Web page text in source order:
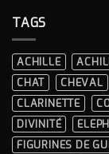
TAGS
ACHILLE
CHAT
CHEVAL
CLARINETTE
DIVINITÉ
FIGURINES DE